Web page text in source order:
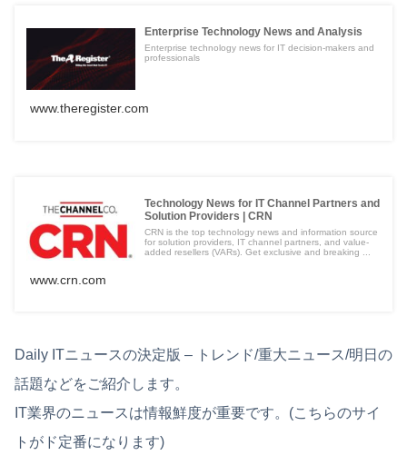
Enterprise Technology News and Analysis
Enterprise technology news for IT decision-makers and
professionals
www.theregister.com
Technology News for IT Channel Partners and
Solution Providers | CRN
CRN is the top technology news and information source
for solution providers, IT channel partners, and value-
added resellers (VARs). Get exclusive and breaking ...
www.crn.com
Daily ITニュースの決定版 – トレンド/重大ニュース/明日の
話題などをご紹介します。
IT業界のニュースは情報鮮度が重要です。(こちらのサイ
トがド定番になります)